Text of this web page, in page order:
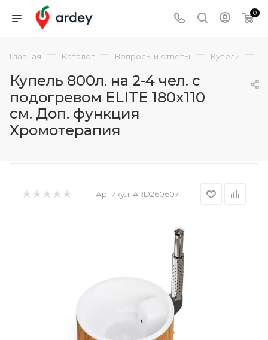
0
Главная — Каталог — Вопросы и ответы — Купели —
Купель 800л. на 2-4 чел. с
подогревом ELITE 180х110
см. Доп. функция
Хромотерапия
Артикул: ARD260607